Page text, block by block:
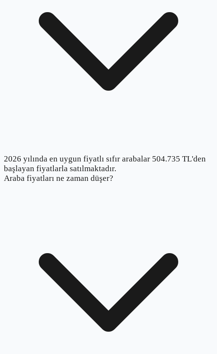
2026 yılında en uygun fiyatlı sıfır arabalar 504.735 TL'den
başlayan fiyatlarla satılmaktadır.
Araba fiyatları ne zaman düşer?